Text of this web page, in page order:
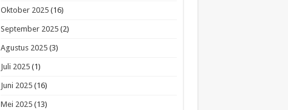
Oktober 2025(16)
September 2025(2)
Agustus 2025(3)
Juli 2025(1)
Juni 2025(16)
Mei 2025(13)